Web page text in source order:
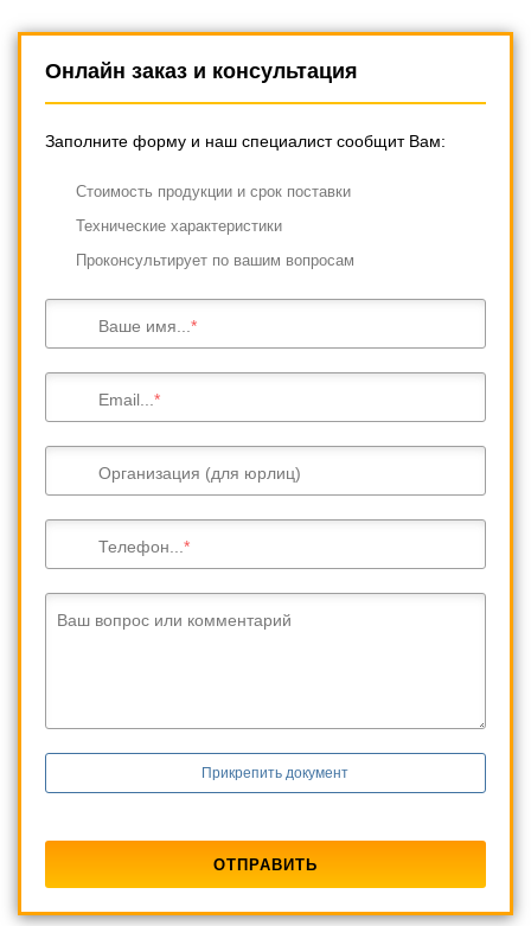
Онлайн заказ и консультация
Заполните форму и наш специалист сообщит Вам:
Cтоимость продукции и срок поставки
Технические характеристики
Проконсультирует по вашим вопросам
Ваше имя...
Email...
Организация (для юрлиц)
Телефон...
Ваш вопрос или комментарий
Прикрепить документ